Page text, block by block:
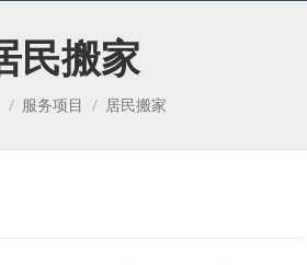
民搬家
服务项目 居民搬家